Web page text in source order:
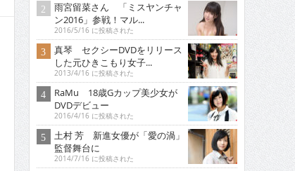
雨宮留菜さん 「ミスヤンチャ
ン2016」参戦！マル...
2016/5/16 に投稿された
真琴 セクシーDVDをリリース
した元ひきこもり女子...
2013/4/16 に投稿された
RaMu 18歳Gカップ美少女が
DVDデビュー
2016/4/16 に投稿された
土村 芳 新進女優が「愛の渦」
監督舞台に
2014/7/16 に投稿された